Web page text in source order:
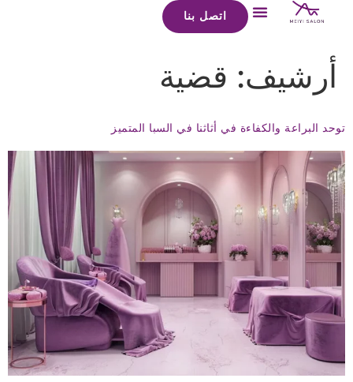
اتصل بنا
أرشيف: قضية
توحد البراعة والكفاءة في أثاثنا في السبا المتميز